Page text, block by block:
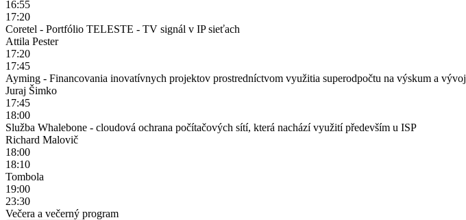
16:55
17:20
Coretel - Portfólio TELESTE - TV signál v IP sieťach
Attila Pester
17:20
17:45
Ayming - Financovania inovatívnych projektov prostredníctvom využitia superodpočtu na výskum a vývoj
Juraj Šimko
17:45
18:00
Služba Whalebone - cloudová ochrana počítačových sítí, která nachází využití především u ISP
Richard Malovič
18:00
18:10
Tombola
19:00
23:30
Večera a večerný program